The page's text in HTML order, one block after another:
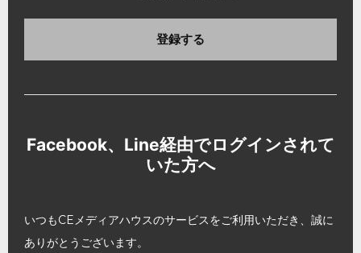
登録する
Facebook、Line経由でログインされて
いた方へ
いつもCEメディアハウスのサービスをご利用いただき、誠に
ありがとうございます。